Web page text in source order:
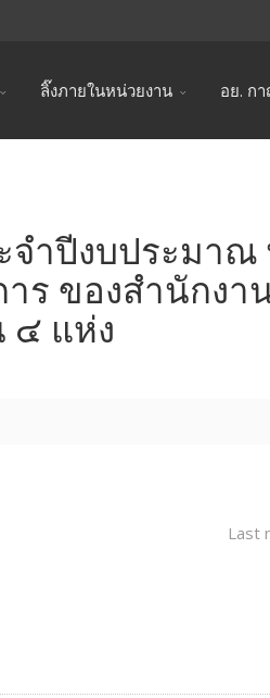
ลิ๊งภายในหน่วยงาน อย. ก
จำปีงบประมา
ร ของสำนักง
๔ แห่ง
Last